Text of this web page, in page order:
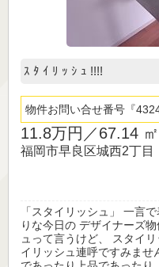
ｽ ﾀ ｲ ﾘ ｯ ｼ ｭ !!!!
物件お問い合せ番号
11.8万円／67.14 ㎡
福岡市早良区城西2丁目
「スタイリッシュ」 一言
りな今日の デザイナーズ
ュって言うけど、 スタイ
イリッシュ連呼ですみませ